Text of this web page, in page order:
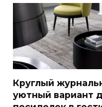
Круглый
уютный вариант